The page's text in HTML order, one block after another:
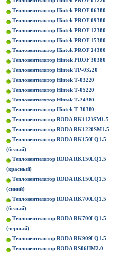
Тепловентилятор Hintek PROF 06380
Тепловентилятор Hintek PROF 09380
Тепловентилятор Hintek PROF 12380
Тепловентилятор Hintek PROF 15380
Тепловентилятор Hintek PROF 24380
Тепловентилятор Hintek PROF 30380
Тепловентилятор Hintek TP-03220
Тепловентилятор Hintek Т-03220
Тепловентилятор Hintek Т-05220
Тепловентилятор Hintek Т-24380
Тепловентилятор Hintek Т-30380
Тепловентилятор RODA RK1123SM1.5
Тепловентилятор RODA RK1220SM1.5
Тепловентилятор RODA RK150LQ1.5
(белый)
Тепловентилятор RODA RK150LQ1.5
(красный)
Тепловентилятор RODA RK150LQ1.5
(синий)
Тепловентилятор RODA RK700LQ1.5
(белый)
Тепловентилятор RODA RK700LQ1.5
(чёрный)
Тепловентилятор RODA RK909LQ1.5
Тепловентилятор RODA RS06HM2.0